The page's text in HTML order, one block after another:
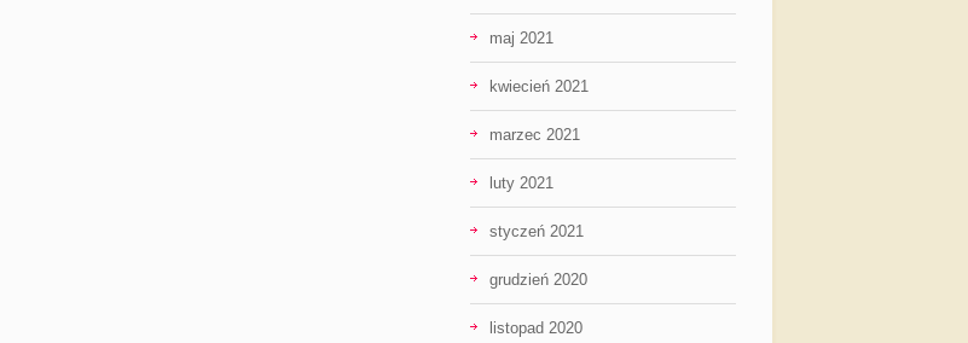
maj 2021
kwiecień 2021
marzec 2021
luty 2021
styczeń 2021
grudzień 2020
listopad 2020